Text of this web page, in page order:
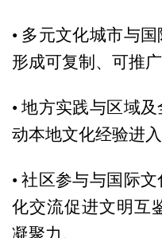
• 多元文化城市与
形成可复制、可推
• 地方实践与区域
动本地文化经验进
• 社区参与与国际
化交流促进文明互
凝聚力。